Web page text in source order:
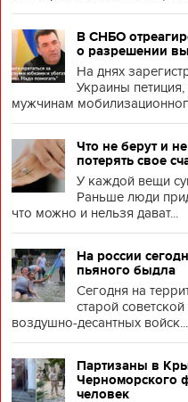
В СНБО
о разрешении
На днях
Украины
мужчинам
Что не берут и
потерять свое
У каждой вещи
Раньше люди
что можно и нельзя дават...
На россии
пьяного быдла
Сегодня на
старой
воздушно-десантных войск...
Партизаны в
Черноморского
человек